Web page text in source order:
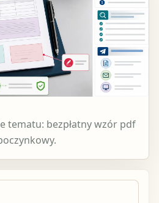
tematu: bezpłatny wzór pdf